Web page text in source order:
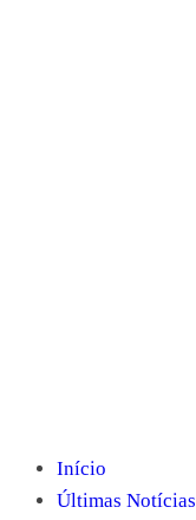
Início
Últimas Notícias